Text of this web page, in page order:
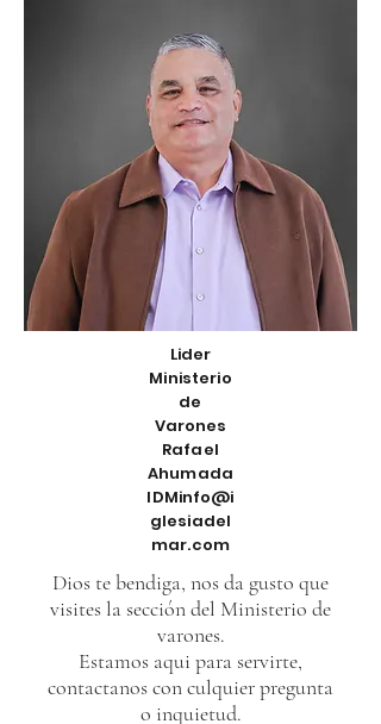
Lider
Ministerio
de
Varones
Rafael
Ahumada
IDMinfo@i
glesiadel
mar.com
Dios te bendiga, nos da gusto que
visites la sección del Ministerio de
varones.
Estamos aqui para servirte,
contactanos con culquier pregunta
o inquietud.